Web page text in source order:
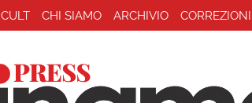
CULT CHI SIAMO ARCHIVIO